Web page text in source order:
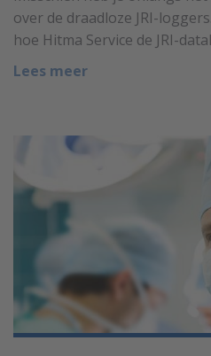
over de draadloze JRI-
hoe Hitma Service de JRI-
Lees meer